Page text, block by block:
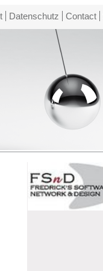
Datenschutz Contact